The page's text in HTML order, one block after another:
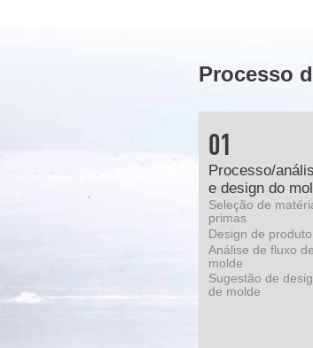
Processo
01
Processo/
e design do
Seleção de
primas
Design de produto
Análise de fluxo de
molde
Sugestão de
de molde